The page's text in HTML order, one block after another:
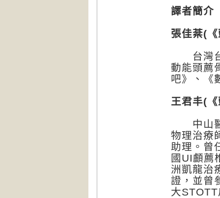
譯者簡介
張佳棻(
台灣台
動能頭薦
吧》、《
王君丰(
中山醫
物理治療
助理。曾
國UI顱薦
洲凱龍治
證，並曾
大